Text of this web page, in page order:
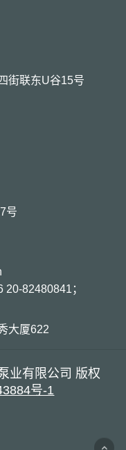
街联东U谷15号
号
82480841；
大厦622
业有限公司 版权
号-1